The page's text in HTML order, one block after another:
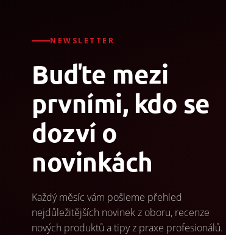
NEWSLETTER
Buďte mezi
prvními, kdo se
dozví o
novinkách
Každý měsíc vám pošleme přehled
nejdůležitějších novinek z oboru, recenze
nových produktů a tipy z praxe profesionálů.